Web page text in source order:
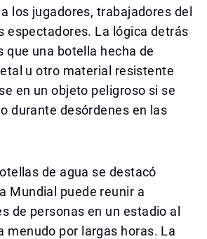
los jugadores, trabajadores del
espectadores. La lógica detrás
que una botella hecha de
u otro material resistente
en un objeto peligroso si se
durante desórdenes en las
de agua se destacó
Mundial puede reunir a
de personas en un estadio al
menudo por largas horas. La